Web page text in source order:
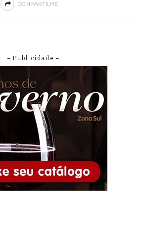
COMPARTILHE
– Publicidade –